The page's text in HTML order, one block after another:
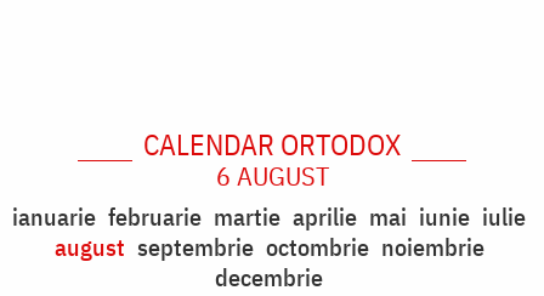
CALENDAR ORTODOX
6 AUGUST
ianuarie februarie martie aprilie mai iunie iulie
august septembrie octombrie noiembrie
decembrie